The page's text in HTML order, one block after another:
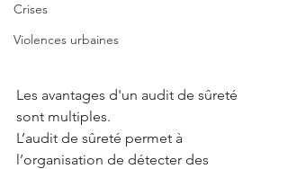
Crises
Violences urbaines
Les avantages d'un audit de sûreté
sont multiples.
L’audit de sûreté permet à
l’organisation de détecter des